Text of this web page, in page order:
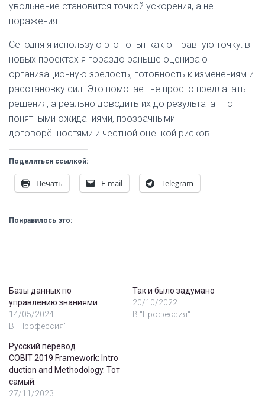
увольнение становится точкой ускорения, а не
поражения.
Сегодня я использую этот опыт как отправную точку: в
новых проектах я гораздо раньше оцениваю
организационную зрелость, готовность к изменениям и
расстановку сил. Это помогает не просто предлагать
решения, а реально доводить их до результата — с
понятными ожиданиями, прозрачными
договорённостями и честной оценкой рисков.
Поделиться ссылкой:
Печать E-mail Telegram
Понравилось это:
Базы данных по
управлению знаниями
14/05/2024
В "Профессия"
Так и было задумано
20/10/2022
В "Профессия"
Русский перевод
COBIT 2019 Framework: Intro
duction and Methodology. Тот
самый.
27/11/2023